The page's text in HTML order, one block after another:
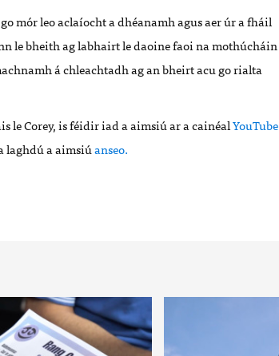
mór leo aclaíocht a dhéanamh agus aer úr a fháil
le bheith ag labhairt le daoine faoi na mothúcháin
á chleachtadh ag an bheirt acu go rialta
le Corey, is féidir iad a aimsiú ar a cainéalYouTube
laghdú a aimsiúanseo.